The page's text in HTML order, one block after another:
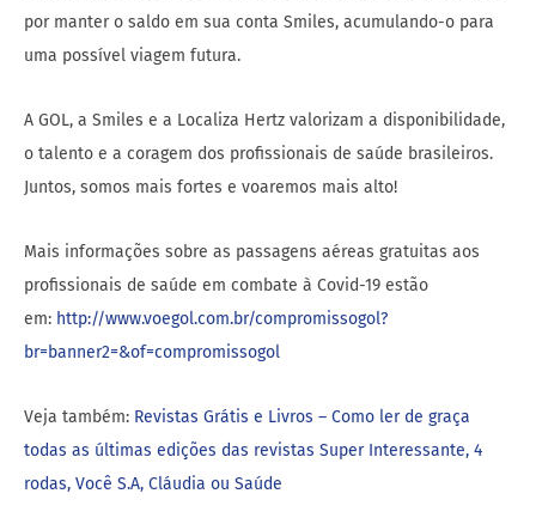
por manter o saldo em sua conta Smiles, acumulando-o para
uma possível viagem futura.
A GOL, a Smiles e a Localiza Hertz valorizam a disponibilidade,
o talento e a coragem dos profissionais de saúde brasileiros.
Juntos, somos mais fortes e voaremos mais alto!
Mais informações sobre as passagens aéreas gratuitas aos
profissionais de saúde em combate à Covid-19 estão
em: http://www.voegol.com.br/compromissogol?
br=banner2=&of=compromissogol
Veja também: Revistas Grátis e Livros – Como ler de graça
todas as últimas edições das revistas Super Interessante, 4
rodas, Você S.A, Cláudia ou Saúde